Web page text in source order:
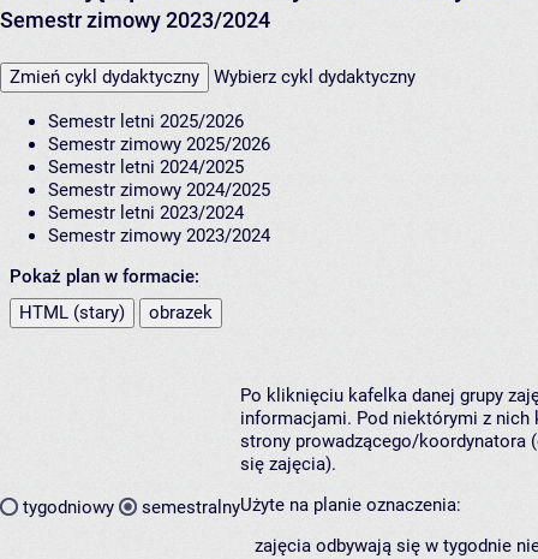
Semestr zimowy 2023/2024
Zmień cykl dydaktyczny Wybierz cykl dydaktyczny
Semestr letni 2025/2026
Semestr zimowy 2025/2026
Semestr letni 2024/2025
Semestr zimowy 2024/2025
Semestr letni 2023/2024
Semestr zimowy 2023/2024
Pokaż plan w formacie:
HTML (stary)
obrazek
tygodniowy semestralny
Po kliknięciu kafelka danej grupy
informacjami. Pod niektórymi z nich
strony prowadzącego/koordynatora
się zajęcia).
Użyte na planie oznaczenia:
zajęcia odbywają się w tygodnie